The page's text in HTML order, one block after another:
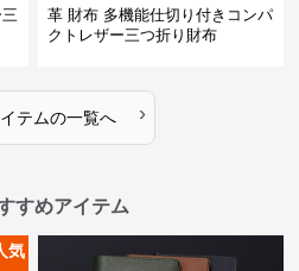
革 財布 多機能仕切り付きコンパ
クトレザー三つ折り財布
テムの一覧へ ›
すめアイテム
気